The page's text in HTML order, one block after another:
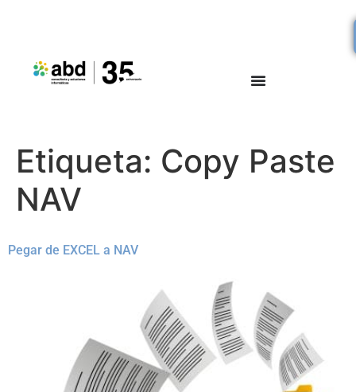
Etiqueta: Copy Paste
NAV
Pegar de EXCEL a NAV